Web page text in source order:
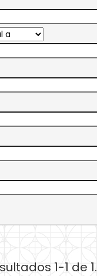
1-1 de 1.